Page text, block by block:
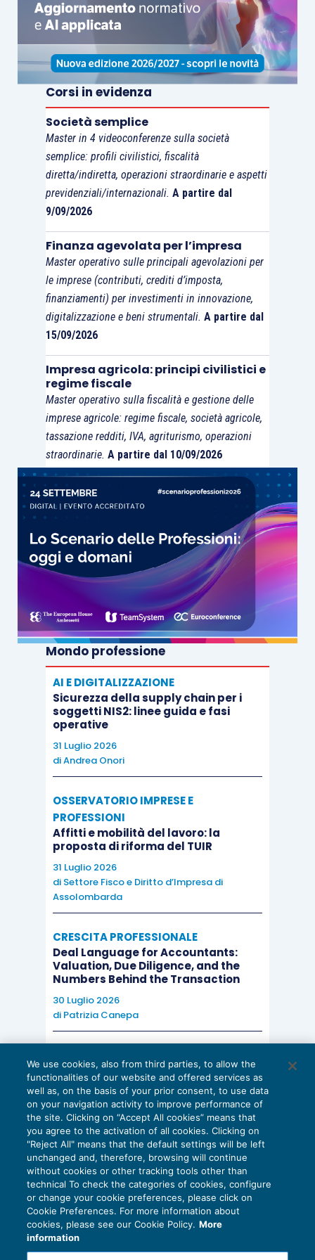
sempreeffettuata quando il “ritardo” è
determinato da circostanze di fatto.
Corsi in evidenza
Società semplice
Master in 4 videoconferenze sulla società
semplice: profili civilistici, fiscalità
diretta/indiretta, operazioni straordinarie e aspetti
previdenziali/internazionali. A partire dal
9/09/2026
Finanza agevolata per l’impresa
Master operativo sulle principali agevolazioni per
le imprese (contributi, crediti d’imposta,
finanziamenti) per investimenti in innovazione,
digitalizzazione e beni strumentali. A partire dal
15/09/2026
Impresa agricola: principi civilistici e
regime fiscale
Master operativo sulla fiscalità e gestione delle
imprese agricole: regime fiscale, società agricole,
tassazione redditi, IVA, agriturismo, operazioni
straordinarie. A partire dal 10/09/2026
Mondo professione
AI E DIGITALIZZAZIONE
Sicurezza della supply chain per i
soggetti NIS2: linee guida e fasi
operative
31 Luglio 2026
diAndrea Onori
OSSERVATORIO IMPRESE E
PROFESSIONI
Affitti e mobilità del lavoro: la
proposta di riforma del TUIR
31 Luglio 2026
di Settore Fisco e Diritto d’Impresa di
Assolombarda
CRESCITA PROFESSIONALE
Deal Language for Accountants:
Valuation, Due Diligence, and the
Numbers Behind the Transaction
30 Luglio 2026
di Patrizia Canepa
EU AI Act e studi professionali: le
scadenze concrete
27 Luglio 2026
di Diego BarberieStefano Dovier
Privacy Policy
Cookie Policy
We use cookies, also from third parties, to allow the
functionalities of our website and offered services as
well as, on the basis of your prior consent, to use data
on your navigation activity to improve performance of
the site. Clicking on “Accept All cookies” means that
you agree to the activation of all cookies. Clicking on
"Reject All" means that the default settings will be left
unchanged and, therefore, browsing will continue
without cookies or other tracking tools other than
technical To check the categories of cookies, configure
or change your cookie preferences, please click on
Cookie Preferences. For more information about
cookies, please see our Cookie Policy. More
information